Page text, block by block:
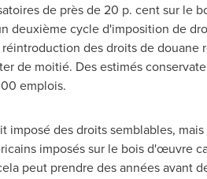
de près de 20 p. cent sur le
deuxième cycle d'imposition de
des droits de
de moitié. Des estimés
emplois.
imposé des droits semblables,
imposés sur le bois d'œuvre
peut prendre des années avant